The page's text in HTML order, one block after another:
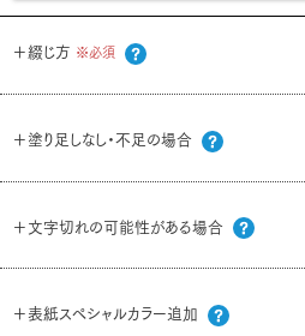
＋綴じ方 ※必須
＋塗り足しなし・不足の場合
＋文字切れの可能性がある場合
＋表紙スペシャルカラー追加